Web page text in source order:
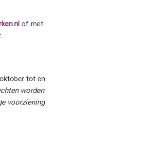
of met
.
tot en
worden
voorziening